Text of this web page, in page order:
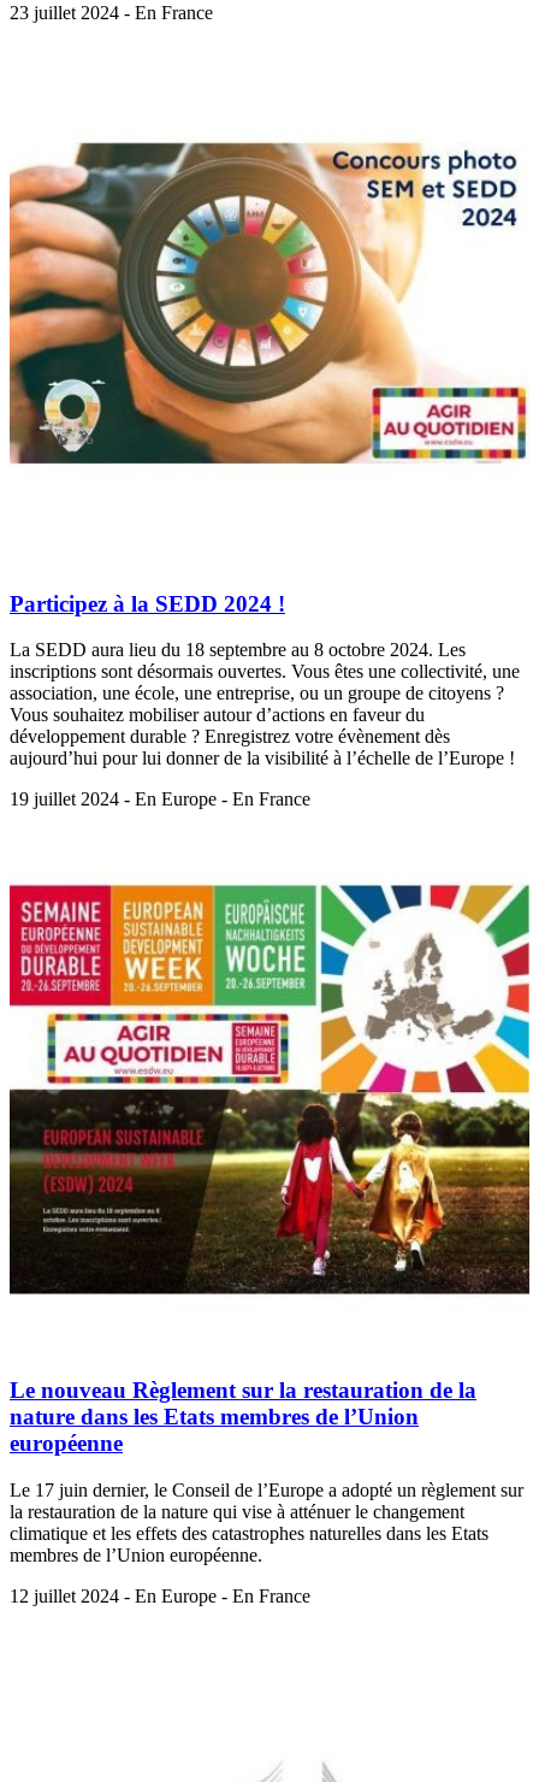
23 juillet 2024 - En France
Participez à la SEDD 2024 !
La SEDD aura lieu du 18 septembre au 8 octobre 2024. Les
inscriptions sont désormais ouvertes. Vous êtes une collectivité, une
association, une école, une entreprise, ou un groupe de citoyens ?
Vous souhaitez mobiliser autour d’actions en faveur du
développement durable ? Enregistrez votre évènement dès
aujourd’hui pour lui donner de la visibilité à l’échelle de l’Europe !
19 juillet 2024 - En Europe - En France
Le nouveau Règlement sur la restauration de la
nature dans les Etats membres de l’Union
européenne
Le 17 juin dernier, le Conseil de l’Europe a adopté un règlement sur
la restauration de la nature qui vise à atténuer le changement
climatique et les effets des catastrophes naturelles dans les Etats
membres de l’Union européenne.
12 juillet 2024 - En Europe - En France